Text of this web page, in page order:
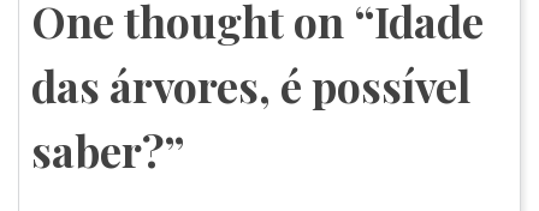
Post
One thought on “Idade
das árvores, é possível
saber?”